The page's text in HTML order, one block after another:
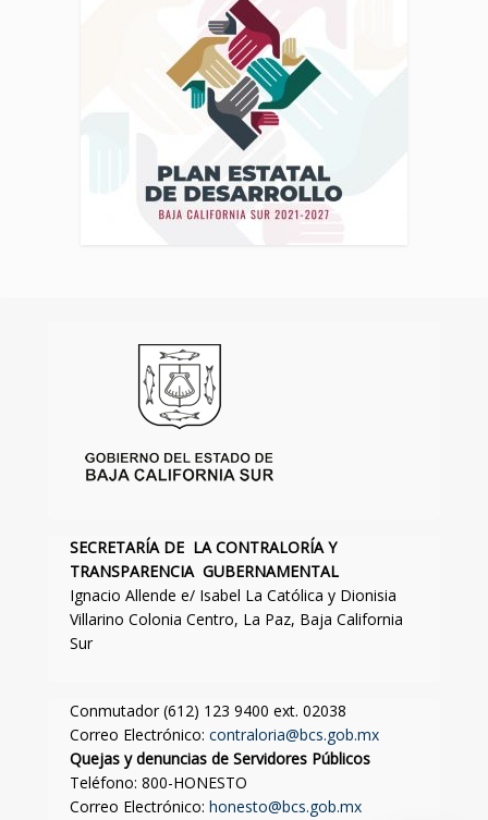
SECRETARÍA DE LA CONTRALORÍA Y
TRANSPARENCIA GUBERNAMENTAL
Ignacio Allende e/ Isabel La Católica y Dionisia
Villarino Colonia Centro, La Paz, Baja California
Sur
Conmutador (612) 123 9400 ext. 02038
Correo Electrónico: contraloria@bcs.gob.mx
Quejas y denuncias de Servidores Públicos
Teléfono: 800-HONESTO
Correo Electrónico: honesto@bcs.gob.mx